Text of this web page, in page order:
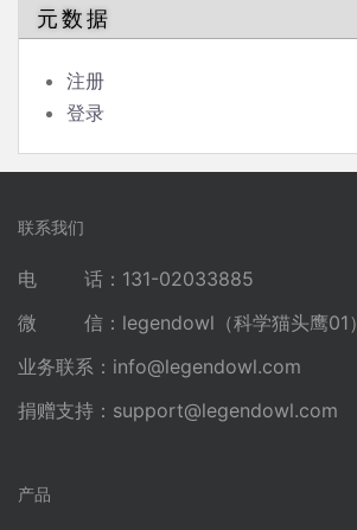
元数据
注册
登录
联系我们
电 话：131-02033885
微 信：legendowl（科学猫头鹰01）
业务联系： info@legendowl.com
捐赠支持： support@legendowl.com
产品